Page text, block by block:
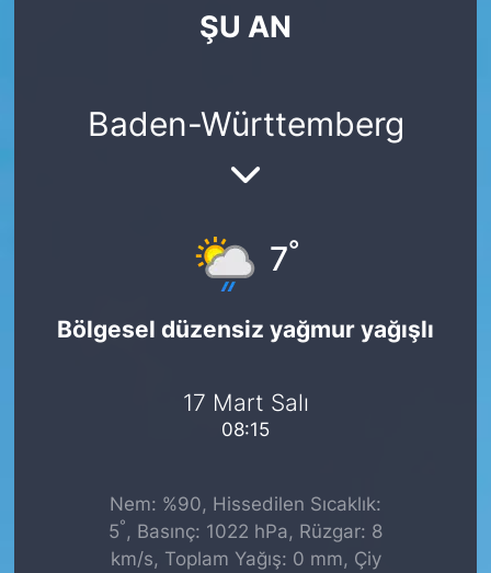
ŞU AN
Baden-Württemberg
7°
Bölgesel düzensiz yağmur yağışlı
17 Mart Salı
08:15
Nem: %90, Hissedilen Sıcaklık:
5° , Basınç: 1022 hPa, Rüzgar: 8
km/s, Toplam Yağış: 0 mm, Çiy